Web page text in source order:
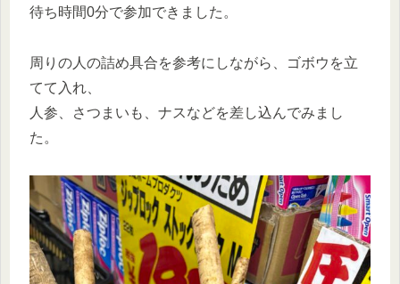
待ち時間0分で参加できました。
周りの人の詰め具合を参考にしながら、ゴボウを立
てて入れ、
人参、さつまいも、ナスなどを差し込んでみまし
た。